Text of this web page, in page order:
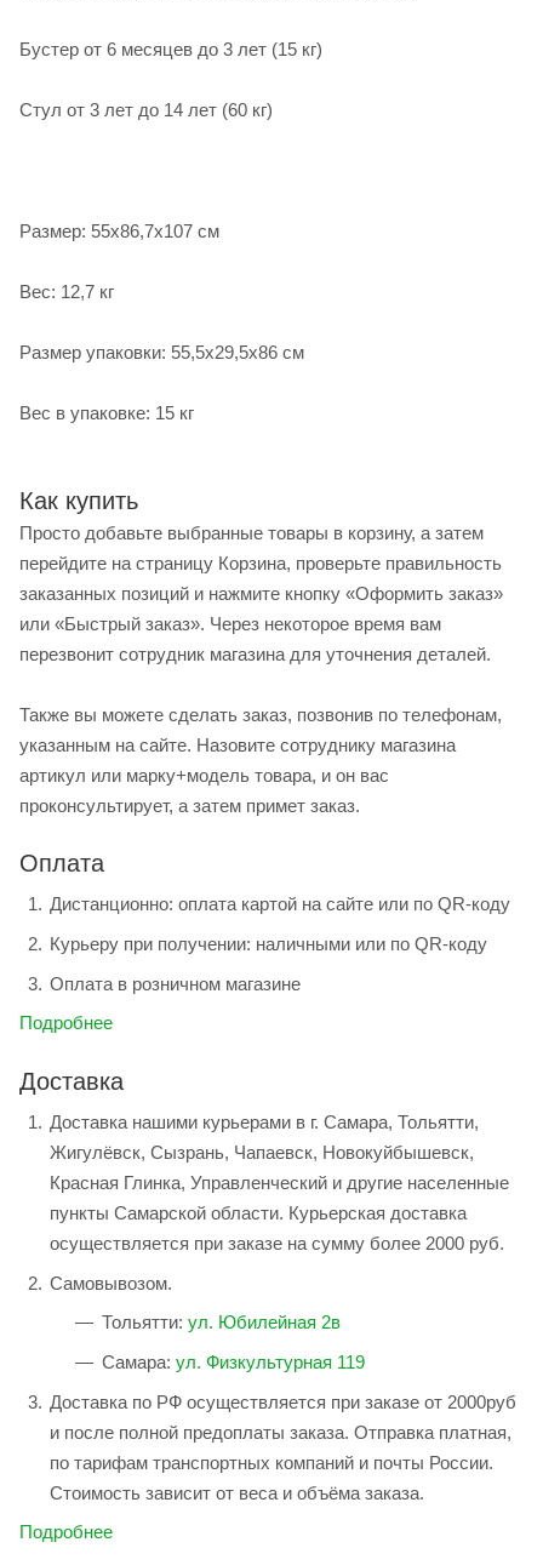
Бустер от 6 месяцев до 3 лет (15 кг)
Стул от 3 лет до 14 лет (60 кг)
Размер: 55х86,7х107 см
Вес: 12,7 кг
Размер упаковки: 55,5х29,5х86 см
Вес в упаковке: 15 кг
Как купить
Просто добавьте выбранные товары в корзину, а затем
перейдите на страницу Корзина, проверьте правильность
заказанных позиций и нажмите кнопку «Оформить заказ»
или «Быстрый заказ». Через некоторое время вам
перезвонит сотрудник магазина для уточнения деталей.
Также вы можете сделать заказ, позвонив по телефонам,
указанным на сайте. Назовите сотруднику магазина
артикул или марку+модель товара, и он вас
проконсультирует, а затем примет заказ.
Оплата
Дистанционно: оплата картой на сайте или по QR-коду
Курьеру при получении: наличными или по QR-коду
Оплата в розничном магазине
Подробнее
Доставка
Доставка нашими курьерами в г. Самара, Тольятти,
Жигулёвск, Сызрань, Чапаевск, Новокуйбышевск,
Красная Глинка, Управленческий и другие населенные
пункты Самарской области. Курьерская доставка
осуществляется при заказе на сумму более 2000 руб.
Самовывозом.
Тольятти: ул. Юбилейная 2в
Самара: ул. Физкультурная 119
Доставка по РФ осуществляется при заказе от 2000руб
и после полной предоплаты заказа. Отправка платная,
по тарифам транспортных компаний и почты России.
Стоимость зависит от веса и объёма заказа.
Подробнее